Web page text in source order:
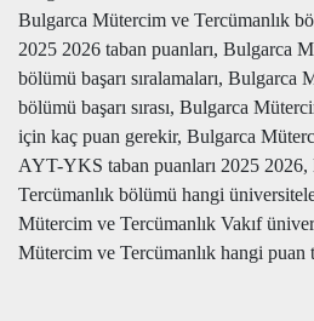
Bulgarca Mütercim ve Tercümanlık
2025 2026 taban puanları, Bulgarca
bölümü başarı sıralamaları, Bulgarca
bölümü başarı sırası, Bulgarca
için kaç puan gerekir, Bulgarca
AYT-YKS taban puanları 2025
Tercümanlık bölümü hangi
Mütercim ve Tercümanlık Vakıf
Mütercim ve Tercümanlık hangi puan